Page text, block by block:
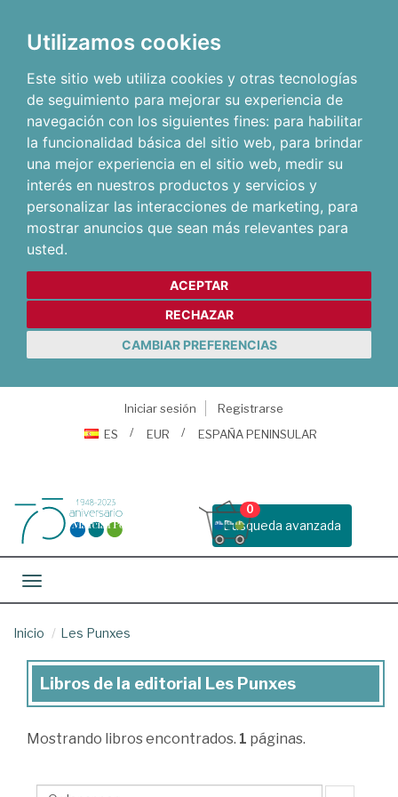
Utilizamos cookies
Este sitio web utiliza cookies y otras tecnologías
de seguimiento para mejorar su experiencia de
navegación con los siguientes fines: para habilitar
la funcionalidad básica del sitio web, para brindar
una mejor experiencia en el sitio web, medir su
interés en nuestros productos y servicios y
personalizar las interacciones de marketing, para
mostrar anuncios que sean más relevantes para
usted.
ACEPTAR
RECHAZAR
CAMBIAR PREFERENCIAS
Iniciar sesión
Registrarse
ES
EUR ESPAÑA PENINSULAR
Busqueda avanzada
0
Toggle navigation
Inicio Les Punxes
Libros
la
Libros de la editorial Les Punxes
Mostrando libros encontrados. 1 páginas.